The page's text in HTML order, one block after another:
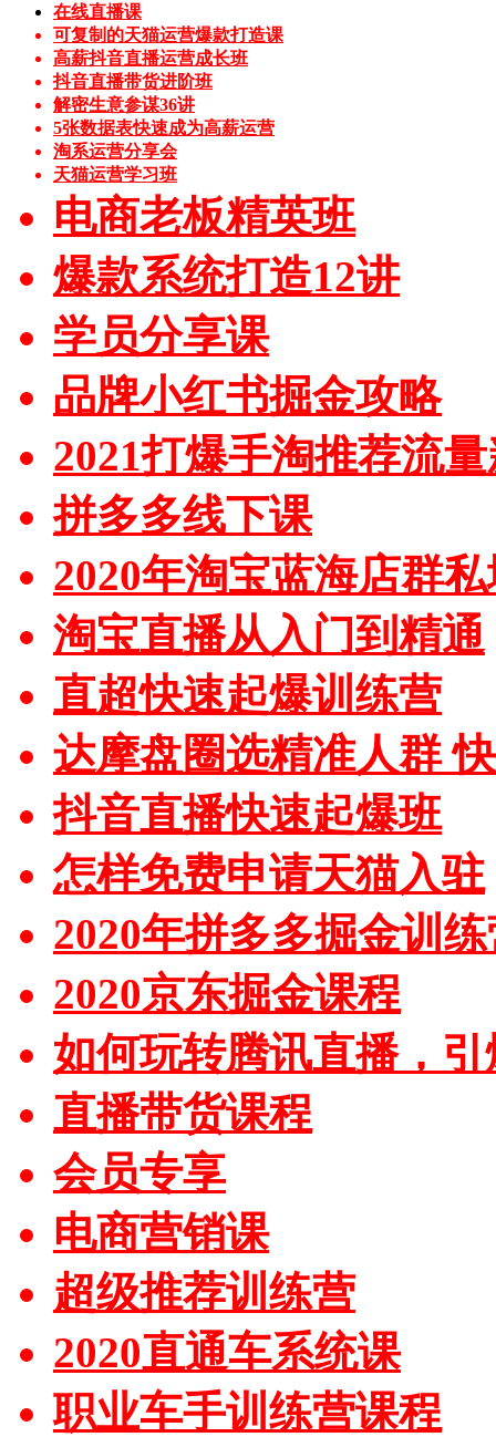
在线直播课
可复制的天猫运营爆款打造课
高薪抖音直播运营成长班
抖音直播带货进阶班
解密生意参谋36讲
5张数据表快速成为高薪运营
淘系运营分享会
天猫运营学习班
电商老板精英班
爆款系统打造12讲
学员分享课
品牌小红书掘金攻略
2021打爆手淘推荐流
拼多多线下课
2020年淘宝蓝海店群
淘宝直播从入门到精通
直超快速起爆训练营
达摩盘圈选精准人群
抖音直播快速起爆班
怎样免费申请天猫入驻
2020年拼多多掘金训
2020京东掘金课程
如何玩转腾讯直播，
直播带货课程
会员专享
电商营销课
超级推荐训练营
2020直通车系统课
职业车手训练营课程